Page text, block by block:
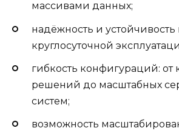
массивами данных;
надёжность и
круглосуточной
гибкость конфигураций: от
решений до масштабных
систем;
возможность